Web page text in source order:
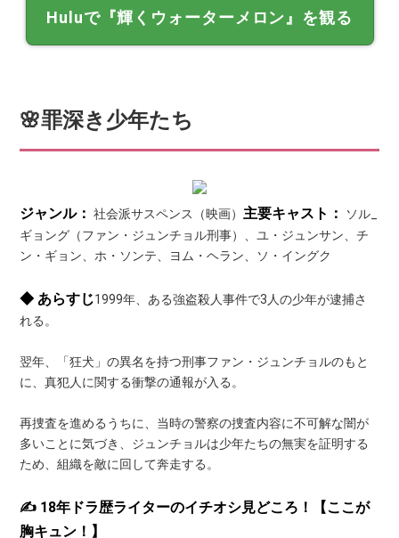
Huluで『輝くウォーターメロン』を観る
🌸罪深き少年たち
ジャンル： 社会派サスペンス（映画） 主要キャスト：
ソル_
ギョング（ファン・ジュンチョル刑事）、ユ・ジュンサン、チ
ン・ギョン、ホ・ソンテ、ヨム・ヘラン、ソ・イングク
◆ あらすじ1999年、ある強盗殺人事件で3人の少年が逮捕さ
れる。
翌年、「狂犬」の異名を持つ刑事ファン・ジュンチョルのもと
に、真犯人に関する衝撃の通報が入る。
再捜査を進めるうちに、当時の警察の捜査内容に不可解な闇が
多いことに気づき、ジュンチョルは少年たちの無実を証明する
ため、組織を敵に回して奔走する。
✍️ 18年ドラ歴ライターのイチオシ見どころ！【ここが
胸キュン！】